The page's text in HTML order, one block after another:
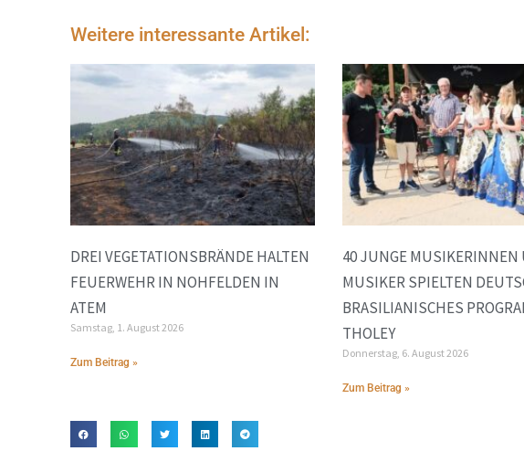
Weitere interessante Artikel:
DREI VEGETATIONSBRÄNDE HALTEN
FEUERWEHR IN NOHFELDEN IN
ATEM
Samstag, 1. August 2026
Zum Beitrag »
40 JUNGE MUSIKERINNEN
MUSIKER SPIELTEN
BRASILIANISCHES
THOLEY
Donnerstag, 6. August 2026
Zum Beitrag »